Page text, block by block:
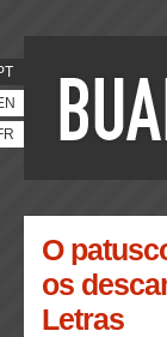
O
os
Letras